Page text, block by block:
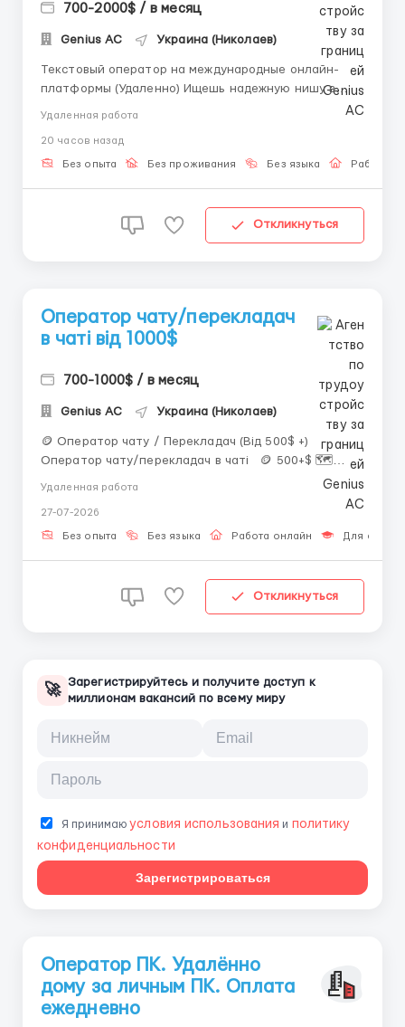
700-2000$ / в месяц
Genius AС Украина (Николаев)
Текстовый оператор на международные онлайн-
платформы (Удаленно) Ищешь надежную нишу в
текстового чата БЕЗ звонков и видео. 🔹 Условия:
Процентная ставка: 40–50% от баланса чата 💰
Удаленная работа
20 часов назад
Без опыта Без проживания Без языка Работа
Откликнуться
Оператор чату/перекладач
в чаті від 1000$
700-1000$ / в месяц
Genius AС Украина (Николаев)
🪙 Оператор чату / Перекладач (Від 500$ +)
Оператор чату/перекладач в чаті 🪙 500+$ 🗺
Удаленная работа
27-07-2026
Без опыта Без языка Работа онлайн Для
Откликнуться
🚀 Зарегистрируйтесь и получите доступ к
миллионам вакансий по всему миру
Я принимаюусловия использования и политику
конфиденциальности
Зарегистрироваться
Оператор ПК. Удалённо
дому за личным ПК. Оплата
ежедневно